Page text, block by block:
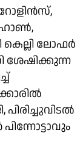
കെല്ലി ലോഫർ
ശേഷിക്കുന്ന